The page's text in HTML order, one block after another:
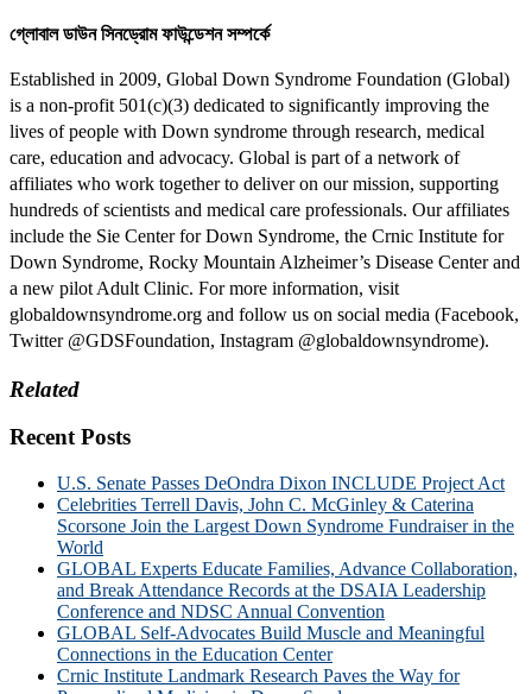
গ্লোবাল ডাউন সিনড্রোম ফাউন্ডেশন সম্পর্কে
Established in 2009, Global Down Syndrome Foundation (Global)
is a non-profit 501(c)(3) dedicated to significantly improving the
lives of people with Down syndrome through research, medical
care, education and advocacy. Global is part of a network of
affiliates who work together to deliver on our mission, supporting
hundreds of scientists and medical care professionals. Our affiliates
include the Sie Center for Down Syndrome, the Crnic Institute for
Down Syndrome, Rocky Mountain Alzheimer’s Disease Center and
a new pilot Adult Clinic. For more information, visit
globaldownsyndrome.org and follow us on social media (Facebook,
Twitter @GDSFoundation, Instagram @globaldownsyndrome).
Related
Recent Posts
U.S. Senate Passes DeOndra Dixon INCLUDE Project Act
Celebrities Terrell Davis, John C. McGinley & Caterina
Scorsone Join the Largest Down Syndrome Fundraiser in the
World
GLOBAL Experts Educate Families, Advance Collaboration,
and Break Attendance Records at the DSAIA Leadership
Conference and NDSC Annual Convention
GLOBAL Self-Advocates Build Muscle and Meaningful
Connections in the Education Center
Crnic Institute Landmark Research Paves the Way for